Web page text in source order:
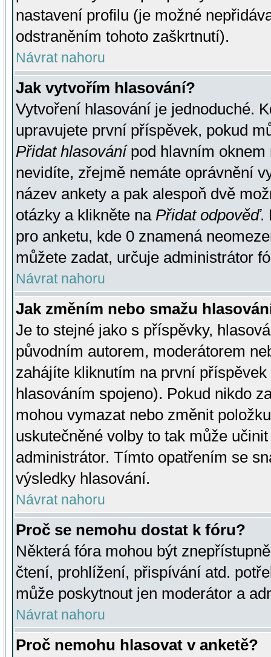
nastavení profilu (je možné
odstraněním tohoto zaškrtnutí).
Návrat nahoru
Jak vytvořím hlasování?
Vytvoření hlasování je jednoduché.
upravujete první příspěvek, pokud
Přidat hlasovánípod hlavním oknem
nevidíte, zřejmě nemáte oprávnění
název ankety a pak alespoň dvě
otázky a klikněte na Přidat odpověď.
pro anketu, kde 0 znamená
můžete zadat, určuje administrátor
Návrat nahoru
Jak změním nebo smažu
Je to stejné jako s příspěvky,
původním autorem, moderátorem
zahájíte kliknutím na první
hlasováním spojeno). Pokud nikdo
mohou vymazat nebo změnit
uskutečněné volby to tak může
administrátor. Tímto opatřením se
výsledky hlasování.
Návrat nahoru
Proč se nemohu dostat k fóru?
Některá fóra mohou být
čtení, prohlížení, přispívání atd.
může poskytnout jen moderátor a
Návrat nahoru
Proč nemohu hlasovat v anketě?